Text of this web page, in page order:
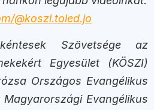
@koszi.toled.jo
Szövetsége az
Egyesület (KÖSZI)
Országos Evangélikus
Evangélikus